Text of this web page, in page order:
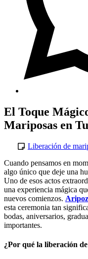
El Toque
Mariposas en
Liberación de
Cuando pensamos en
algo único que deje una
Uno de esos actos
una experiencia mágica
nuevos comienzos.
esta ceremonia tan
bodas, aniversarios,
importantes.
¿Por qué la liberación